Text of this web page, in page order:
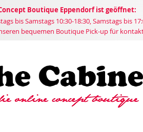
Boutique Eppendorf ist geöffnet:
bis Samstags 10:30-18:30, Samstags bis
bequemen Boutique Pick-up für